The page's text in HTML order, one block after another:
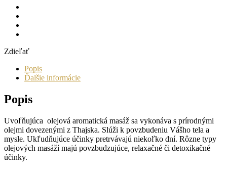
Zdieľať
Popis
Ďalšie informácie
Popis
Uvoľňujúca olejová aromatická masáž sa vykonáva s prírodnými
olejmi dovezenými z Thajska. Slúži k povzbudeniu Vášho tela a
mysle. Ukľudňujúce účinky pretrvávajú niekoľko dní. Rôzne typy
olejových masáží majú povzbudzujúce, relaxačné či detoxikačné
účinky.